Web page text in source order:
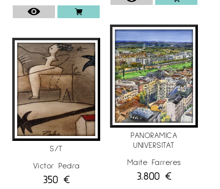
S/T
Víctor Pedra
350 €
PANORAMICA
UNIVERSITAT
Maite Farreres
3.800 €